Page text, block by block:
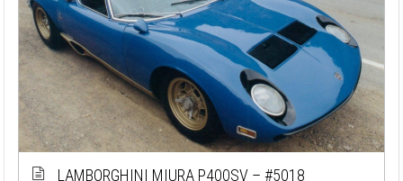
LAMBORGHINI MIURA P400SV – #5018